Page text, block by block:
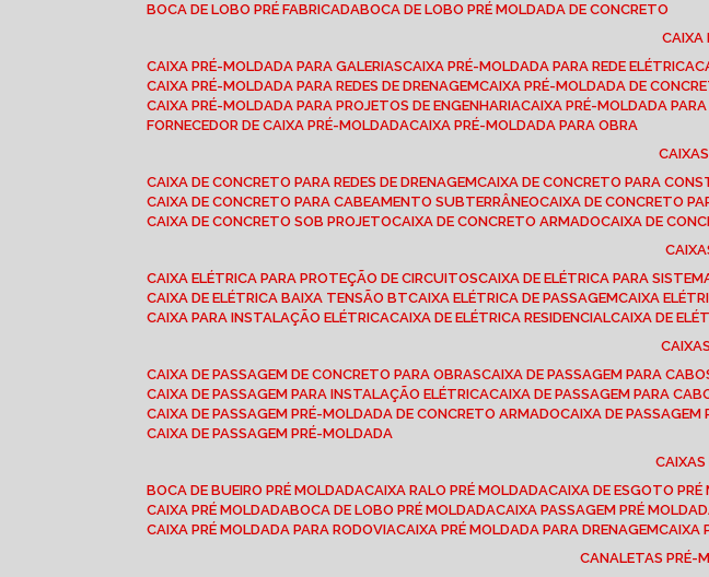
BOCA DE LOBO PRÉ FABRICADA BOCA DE LOBO PRÉ MOLDADA DE CONCRETO
CAIXA PRÉ-MOLDADA PARA GALERIAS CAIXA PRÉ-MOLDADA PARA REDE ELÉTRICA
CAIXA PRÉ-MOLDADA PARA REDES DE DRENAGEM CAIXA PRÉ-MOLDADA DE
CAIXA PRÉ-MOLDADA PARA PROJETOS DE ENGENHARIA CAIXA PRÉ-MOLDADA
FORNECEDOR DE CAIXA PRÉ-MOLDADA CAIXA PRÉ-MOLDADA PARA OBRA
CAIXA DE CONCRETO PARA REDES DE DRENAGEM CAIXA DE CONCRETO PARA
CAIXA DE CONCRETO PARA CABEAMENTO SUBTERRÂNEO CAIXA DE CONCRETO
CAIXA DE CONCRETO SOB PROJETO CAIXA DE CONCRETO ARMADO CAIXA DE
CAIXA ELÉTRICA PARA PROTEÇÃO DE CIRCUITOS CAIXA DE ELÉTRICA PARA
CAIXA DE ELÉTRICA BAIXA TENSÃO BT CAIXA ELÉTRICA DE PASSAGEM CAIXA
CAIXA PARA INSTALAÇÃO ELÉTRICA CAIXA DE ELÉTRICA RESIDENCIAL CAIXA DE
CAIXA DE PASSAGEM DE CONCRETO PARA OBRAS CAIXA DE PASSAGEM PARA
CAIXA DE PASSAGEM PARA INSTALAÇÃO ELÉTRICA CAIXA DE PASSAGEM PARA
CAIXA DE PASSAGEM PRÉ-MOLDADA DE CONCRETO ARMADO CAIXA DE
CAIXA DE PASSAGEM PRÉ-MOLDADA
BOCA DE BUEIRO PRÉ MOLDADA CAIXA RALO PRÉ MOLDADA CAIXA DE ESGOTO
CAIXA PRÉ MOLDADA BOCA DE LOBO PRÉ MOLDADA CAIXA PASSAGEM PRÉ
CAIXA PRÉ MOLDADA PARA RODOVIA CAIXA PRÉ MOLDADA PARA DRENAGEM
CANALETAS PRÉ-